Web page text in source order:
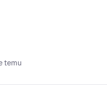
temu